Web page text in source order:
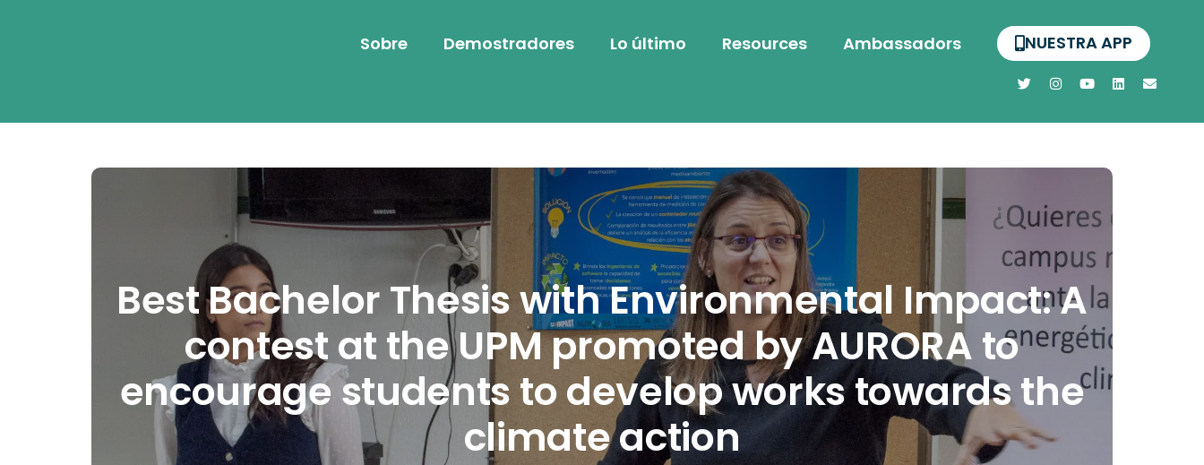
Sobre Demostradores Lo último Resources Ambassadors NUESTRA APP
Best Bachelor Thesis with Environmental Impact: A
contest at the UPM promoted by AURORA to
encourage students to develop works towards the
climate action